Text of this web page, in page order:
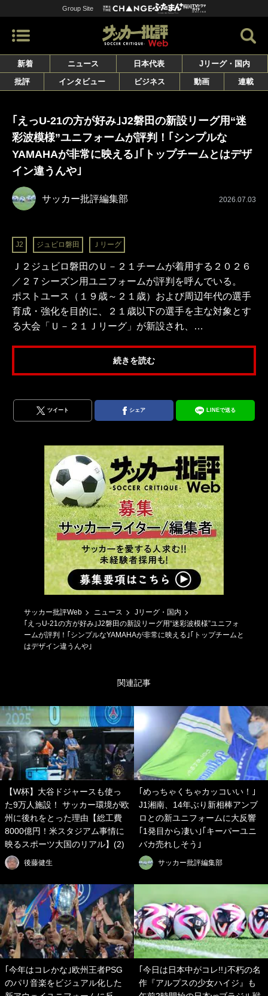
Group Site
新着 ニュース 日本代表
Jリーグ・国内
批評
インタビュー ビジネス 動画 連載
｢えっU-21の方が好み｣J2磐田の新設リーグ用“迷
彩波模様”ユニフォームが評判！｢シンプルな
YAMAHAが非常に映える｣｢トップチームとはデザ
イン違うんや｣
サッカー批評編集部 2026.07.03
J2 ジュビロ磐田 Ｊリーグ
Ｊ２ジュビロ磐田のＵ－２１チームが着用する２０２６
／２７シーズン用ユニフォームが評判を呼んでいる。
ポストユース（１９歳～２１歳）および周辺年代の選手
育成・強化を目的に、２１歳以下の選手を主な対象とす
る大会「Ｕ－２１Ｊリーグ」が新設され、…
続きを読む
ツイート シェア LINEで送る
サッカー批評Web ニュース
Jリーグ・国内
｢えっU-21の方が好み｣J2磐田の新設リーグ用“迷彩波模様”ユニフォ
ームが評判！｢シンプルなYAMAHAが非常に映える｣｢トップチームと
はデザイン違うんや｣
関連記事
【W杯】大谷ドジャースも使っ
た9万人施設！ サッカー環境が欧
州に後れをとった理由【総工費
8000億円！米スタジアム事情に
映るスポーツ大国のリアル】(2)
後藤健生
｢めっちゃくちゃカッコいい！｣
J1湘南、14年ぶり新相棒アンブ
ロとの新ユニフォームに大反響
｢1発目から凄い｣｢キーパーユニ
バカ売れしそう｣
サッカー批評編集部
｢今年はコレかな｣欧州王者PSG
のパリ音楽をビジュアル化した
｢今日は日本中がコレ!!｣不朽の名
作『アルプスの少女ハイジ』も